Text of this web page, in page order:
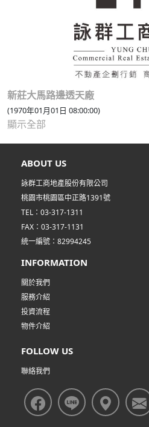
新莊大馬路邊透天廠
(1970年01月01日 08:00:00)
顯示全部
ABOUT US
詠群工商地產股份有限公司
桃園市桃園區中正路1391號
TEL：03-317-1311
FAX：03-317-1131
統一編號：82994245
INFORMATION
關於我們
服務介紹
投資流程
物件介紹
FOLLOW US
聯絡我們